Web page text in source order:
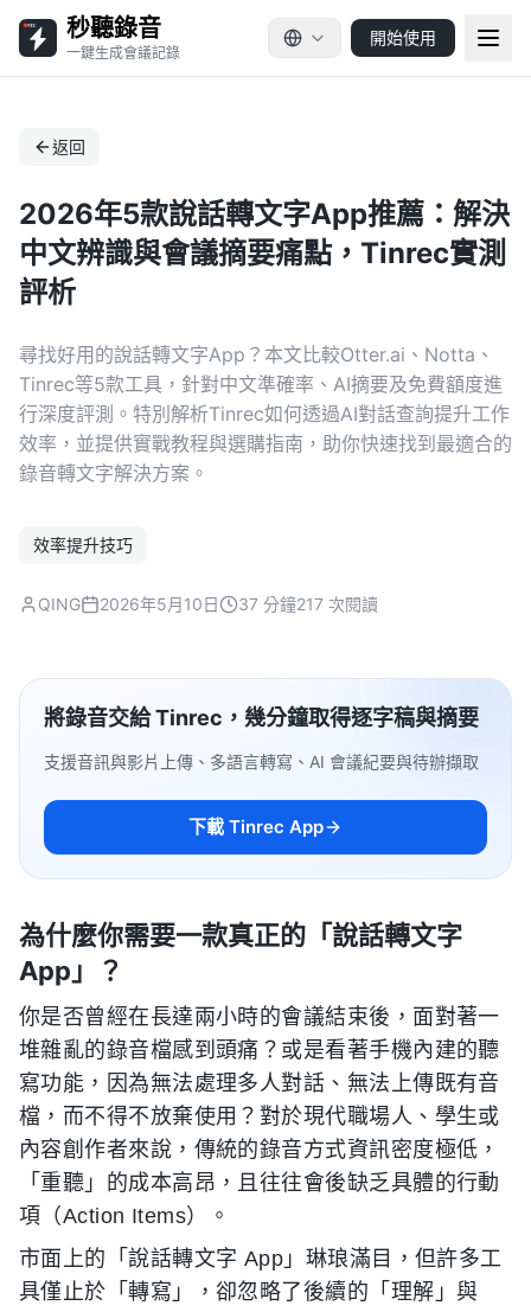
秒聽錄音
一鍵生成會議記錄
開始使用
返回
2026年5款說話轉文字App推薦：解決
中文辨識與會議摘要痛點，Tinrec實測
評析
尋找好用的說話轉文字App？本文比較Otter.ai、Notta、
Tinrec等5款工具，針對中文準確率、AI摘要及免費額度進
行深度評測。特別解析Tinrec如何透過AI對話查詢提升工作
效率，並提供實戰教程與選購指南，助你快速找到最適合的
錄音轉文字解決方案。
效率提升技巧
QING 2026年5月10日 37 分鐘217 次閱讀
將錄音交給 Tinrec，幾分鐘取得逐字稿與摘要
支援音訊與影片上傳、多語言轉寫、AI 會議紀要與待辦擷取
下載 Tinrec App
為什麼你需要一款真正的「說話轉文字
App」？
你是否曾經在長達兩小時的會議結束後，面對著一
堆雜亂的錄音檔感到頭痛？或是看著手機內建的聽
寫功能，因為無法處理多人對話、無法上傳既有音
檔，而不得不放棄使用？對於現代職場人、學生或
內容創作者來說，傳統的錄音方式資訊密度極低，
「重聽」的成本高昂，且往往會後缺乏具體的行動
項（Action Items）。
市面上的「說話轉文字 App」琳琅滿目，但許多工
具僅止於「轉寫」，卻忽略了後續的「理解」與